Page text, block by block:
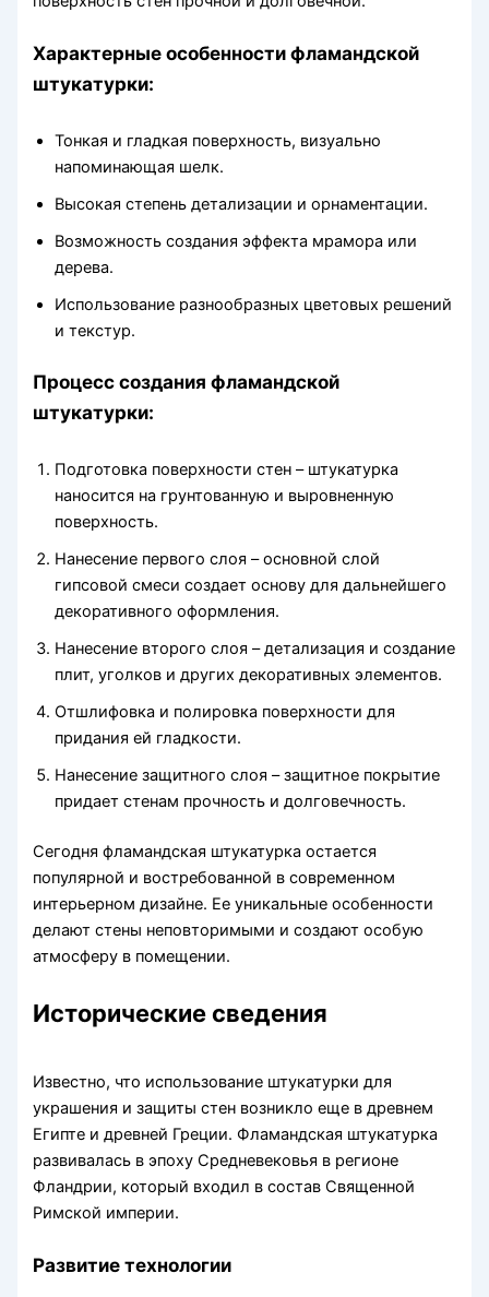
Характерные особенности фламандской
штукатурки:
Тонкая и гладкая поверхность, визуально
напоминающая шелк.
Высокая степень детализации и орнаментации.
Возможность создания эффекта мрамора или
дерева.
Использование разнообразных цветовых решений
и текстур.
Процесс создания фламандской
штукатурки:
Подготовка поверхности стен – штукатурка
наносится на грунтованную и выровненную
поверхность.
Нанесение первого слоя – основной слой
гипсовой смеси создает основу для дальнейшего
декоративного оформления.
Нанесение второго слоя – детализация и создание
плит, уголков и других декоративных элементов.
Отшлифовка и полировка поверхности для
придания ей гладкости.
Нанесение защитного слоя – защитное покрытие
придает стенам прочность и долговечность.
Сегодня фламандская штукатурка остается
популярной и востребованной в современном
интерьерном дизайне. Ее уникальные особенности
делают стены неповторимыми и создают особую
атмосферу в помещении.
Исторические сведения
Известно, что использование штукатурки для
украшения и защиты стен возникло еще в древнем
Египте и древней Греции. Фламандская штукатурка
развивалась в эпоху Средневековья в регионе
Фландрии, который входил в состав Священной
Римской империи.
Развитие технологии